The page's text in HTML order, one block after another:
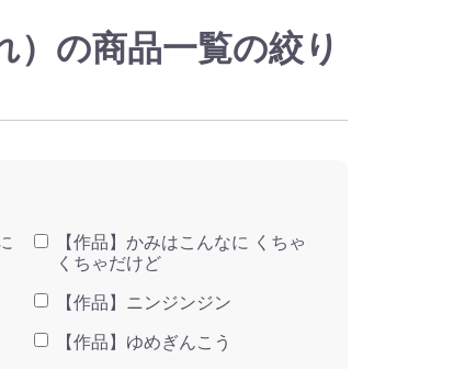
）の商品一覧の絞り
【作品】かみはこんなに くちゃ
くちゃだけど
【作品】ニンジンジン
【作品】ゆめぎんこう